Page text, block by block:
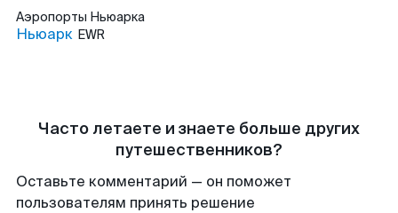
Аэропорты Ньюарка
Ньюарк EWR
Часто летаете и знаете больше других
путешественников?
Оставьте комментарий — он поможет
пользователям принять решение